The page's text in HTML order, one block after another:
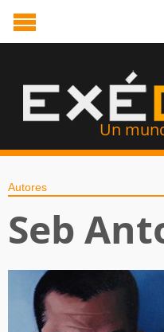
Un
Autores
Seb